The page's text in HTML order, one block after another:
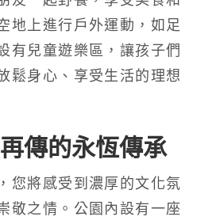
地上進行戶外運動，如足
有兒童遊樂區，讓孩子們
鬆身心、享受生活的理想
傳的永恆傳承
您將感受到濃厚的文化氛
敬之情。公園內設有一座